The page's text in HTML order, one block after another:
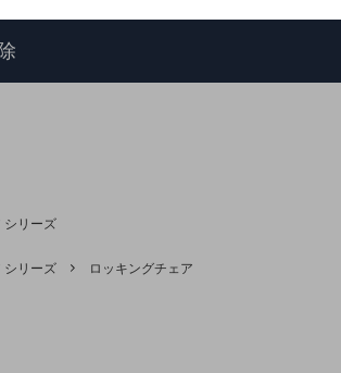
マントルピース
コエドグループ
シリーズ
シリーズ ロッキングチェア